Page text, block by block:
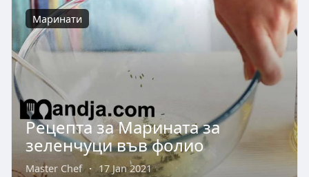
Маринати
Рецепта за Марината за
зеленчуци във фолио
Master Chef · 17 Jan 2021